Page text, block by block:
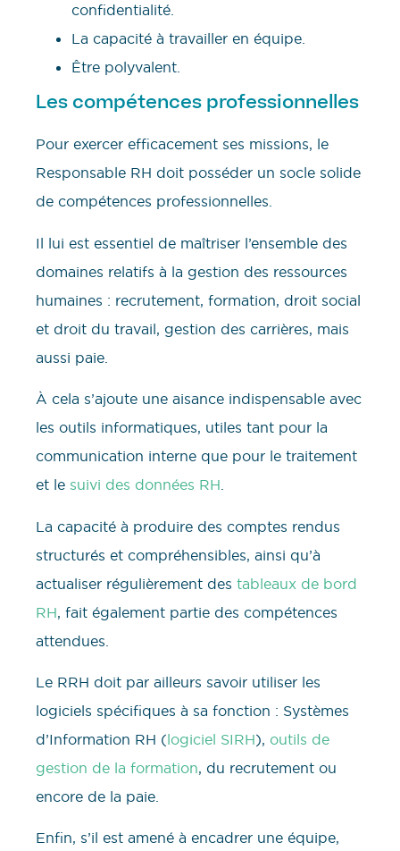
confidentialité.
La capacité à travailler en équipe.
Être polyvalent.
Les compétences professionnelles
Pour exercer efficacement ses missions, le
Responsable RH doit posséder un socle solide
de compétences professionnelles.
Il lui est essentiel de maîtriser l’ensemble des
domaines relatifs à la gestion des ressources
humaines : recrutement, formation, droit social
et droit du travail, gestion des carrières, mais
aussi paie.
À cela s’ajoute une aisance indispensable avec
les outils informatiques, utiles tant pour la
communication interne que pour le traitement
et le suivi des données RH.
La capacité à produire des comptes rendus
structurés et compréhensibles, ainsi qu’à
actualiser régulièrement des tableaux de bord
RH, fait également partie des compétences
attendues.
Le RRH doit par ailleurs savoir utiliser les
logiciels spécifiques à sa fonction : Systèmes
d’Information RH (logiciel SIRH), outils de
gestion de la formation, du recrutement ou
encore de la paie.
Enfin, s’il est amené à encadrer une équipe,